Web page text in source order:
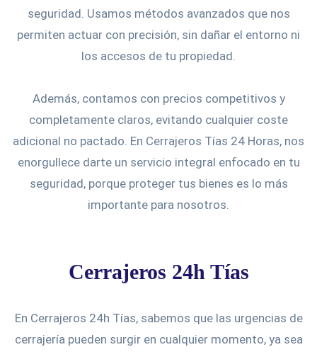
seguridad. Usamos métodos avanzados que nos
permiten actuar con precisión, sin dañar el entorno ni
los accesos de tu propiedad.
Además, contamos con precios competitivos y
completamente claros, evitando cualquier coste
adicional no pactado. En Cerrajeros Tías 24 Horas, nos
enorgullece darte un servicio integral enfocado en tu
seguridad, porque proteger tus bienes es lo más
importante para nosotros.
Cerrajeros 24h Tías
En Cerrajeros 24h Tías, sabemos que las urgencias de
cerrajería pueden surgir en cualquier momento, ya sea